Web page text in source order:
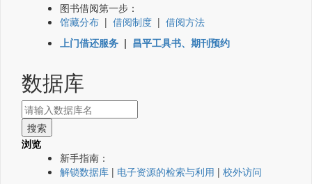
图书借阅第一步：
馆藏分布 | 借阅制度 | 借阅方法
上门借还服务 | 昌平工具书、期刊预约
数据库
浏览
新手指南：
解锁数据库 | 电子资源的检索与利用 | 校外访问